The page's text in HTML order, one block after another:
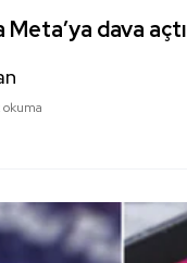
dava açtı